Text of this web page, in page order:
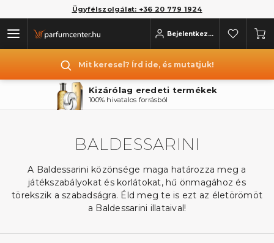
Ügyfélszolgálat: +36 20 779 1924
Bejelentkezés
Mit keresel? Írd ide, és mutatjuk!
Kizárólag eredeti termékek
100% hivatalos forrásból
BALDESSARINI
A Baldessarini közönsége maga határozza meg a
játékszabályokat és korlátokat, hű önmagához és
törekszik a szabadságra. Éld meg te is ezt az életörömöt
a Baldessarini illataival!